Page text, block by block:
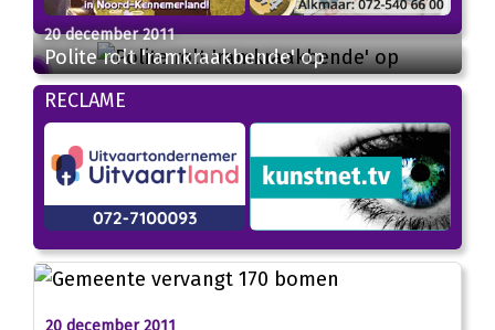
20 december 2011
Polite rolt 'ramkraakbende' op
RECLAME
20 december 2011